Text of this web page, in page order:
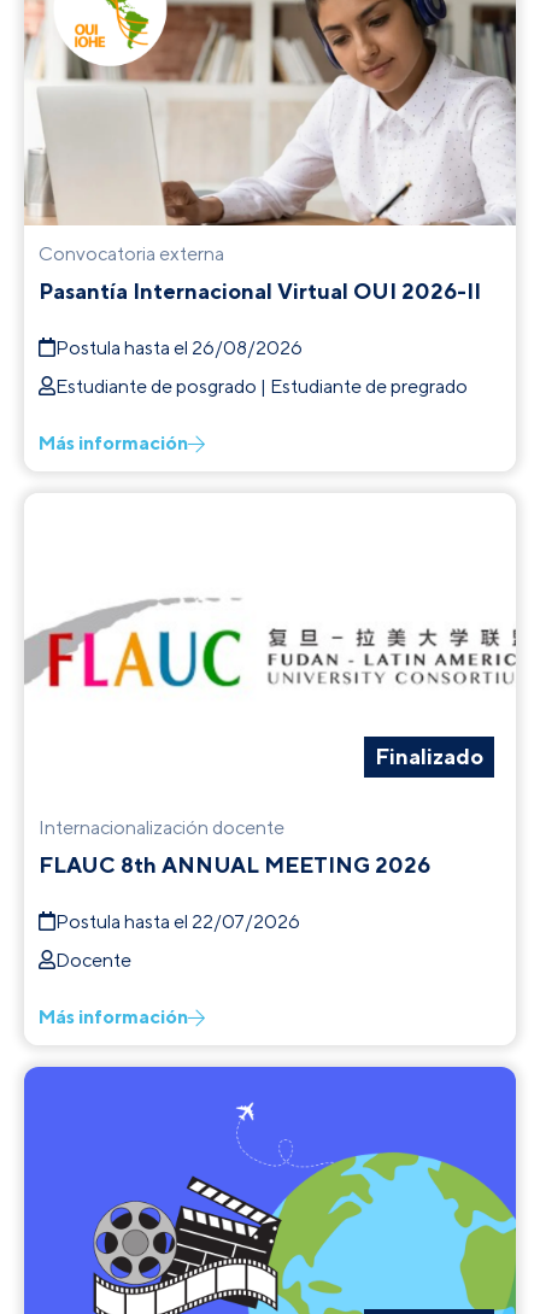
Convocatoria externa
Pasantía Internacional Virtual OUI 2026-II
Postula hasta el 26/08/2026
Estudiante de posgrado | Estudiante de pregrado
Más información
Finalizado
Internacionalización docente
FLAUC 8th ANNUAL MEETING 2026
Postula hasta el 22/07/2026
Docente
Más información